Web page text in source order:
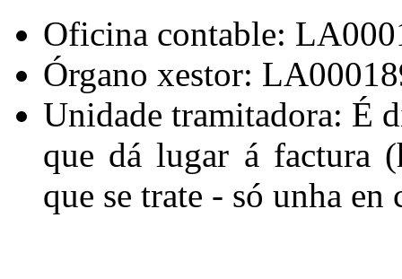
Oficina contable:
Órgano xestor:
Unidade tramitadora: É
que dá lugar á factura
que se trate - só unha en